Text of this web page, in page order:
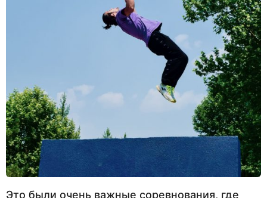
Это были очень важные соревнования, где